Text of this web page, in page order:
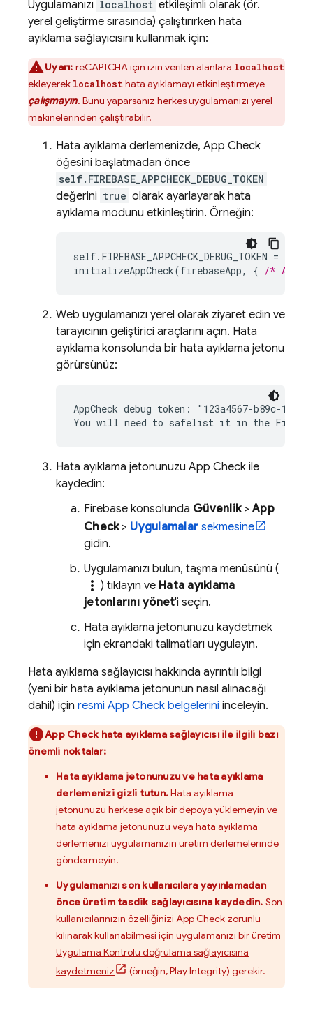
Uygulamanızı localhost etkileşimli olarak (ör.
yerel geliştirme sırasında) çalıştırırken hata
ayıklama sağlayıcısını kullanmak için:
Uyarı: reCAPTCHA için izin verilen alanlara localhost
ekleyerek localhost hata ayıklamayı etkinleştirmeye
çalışmayın. Bunu yaparsanız herkes uygulamanızı yerel
makinelerinden çalıştırabilir.
Hata ayıklama derlemenizde, App Check
öğesini başlatmadan önce
self.FIREBASE_APPCHECK_DEBUG_TOKEN
değerini true olarak ayarlayarak hata
ayıklama modunu etkinleştirin. Örneğin:
self. FIREBASE_APPCHECK_DEBUG_TOKEN =
initializeAppCheck(firebaseApp, { /* App
Web uygulamanızı yerel olarak ziyaret edin ve
tarayıcının geliştirici araçlarını açın. Hata
ayıklama konsolunda bir hata ayıklama jetonu
görürsünüz:
AppCheck debug token: "123a4567-b89c-12d3-
Hata ayıklama jetonunuzu App Check ile
kaydedin:
Firebase konsolunda Güvenlik>App
Check> Uygulamalar sekmesine
gidin.
Uygulamanızı bulun, taşma menüsünü (
more_vert ) tıklayın ve Hata ayıklama
jetonlarını yönet'i seçin.
Hata ayıklama jetonunuzu kaydetmek
için ekrandaki talimatları uygulayın.
Hata ayıklama sağlayıcısı hakkında ayrıntılı bilgi
(yeni bir hata ayıklama jetonunun nasıl alınacağı
dahil) için resmi App Check belgelerini inceleyin.
App Check hata ayıklama sağlayıcısı ile ilgili bazı
önemli noktalar:
Hata ayıklama jetonunuzu ve hata ayıklama
derlemenizi gizli tutun.Hata ayıklama
jetonunuzu herkese açık bir depoya yüklemeyin ve
hata ayıklama jetonunuzu veya hata ayıklama
derlemenizi uygulamanızın üretim derlemelerinde
göndermeyin.
Uygulamanızı son kullanıcılara yayınlamadan
önce üretim tasdik sağlayıcısına kaydedin. Son
kullanıcılarınızın özelliğinizi App Check zorunlu
kılınarak kullanabilmesi için uygulamanızı bir üretim
Uygulama Kontrolü doğrulama sağlayıcısına
kaydetmeniz
(örneğin, Play Integrity) gerekir.